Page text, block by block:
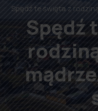
Spędź te święta z
Spędź